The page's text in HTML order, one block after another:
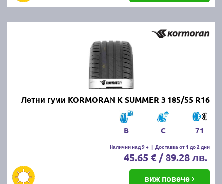
Летни гуми KORMORAN K SUMMER 3 185/55 R16
B C 71
Налични над 9 + | Доставка от 1 до 2 дни
45.65 € / 89.28 лв.
виж повече